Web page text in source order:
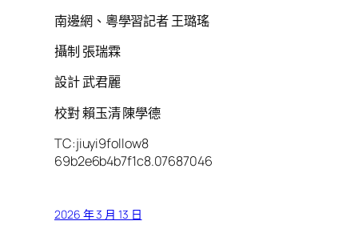
南邊網、粵學習記者 王璐瑤
攝制 張瑞霖
設計 武君麗
校對 賴玉清 陳學德
TC:jiuyi9follow8
69b2e6b4b7f1c8.07687046
2026 年 3 月 13 日